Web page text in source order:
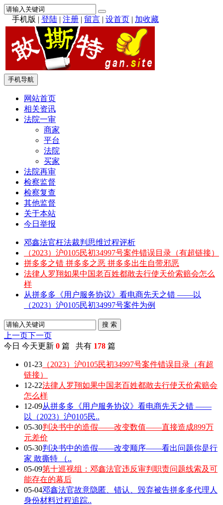
手机版 | 登陆 | 注册 | 留言 | 设首页 | 加收藏
手机导航
网站首页
相关资讯
法院一审
商家
平台
法院
买家
法院再审
检察监督
检察复查
其他监督
关于本站
今日举报
邓鑫法官枉法裁判思维过程评析
（2023）沪0105民初34997号案件错误目录（有超链接）
拼多多之错 拼多多之恶 拼多多出生自带邪恶
法律人罗翔如果中国老百姓都敢去行使天价索赔会怎么
样
从拼多多《用户服务协议》看电商先天之错 ——以
（2023）沪0105民初34997号案件为例
搜 索
上一页下一页
今日 今天更新 0 篇 共有 178 篇
01-23 （2023）沪0105民初34997号案件错误目录（有超
链接）
12-22法律人罗翔如果中国老百姓都敢去行使天价索赔会
怎么样
12-09从拼多多《用户服务协议》看电商先天之错 ——
以（2023）沪0105民..
05-30判决书中的造假——改变数值——直接造成899万
元差价
05-30判决书中的造假——改变顺序——看出问题你是行
家 敢撕特 （..
05-09第十巡视组：邓鑫法官违反审判职责问题线索及可
能存在的幕后
05-04邓鑫法官故意隐匿、错认、毁弃被告拼多多代理人
身份材料过程追踪..